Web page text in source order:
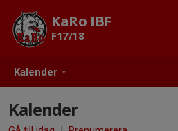
Kalender
KaRo IBF
F17/18
Kalender